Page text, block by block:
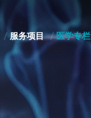
服务项目 医学专栏